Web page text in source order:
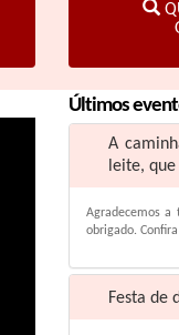
Últimos
A
leite,
Agradecemos a
obrigado.
Festa de